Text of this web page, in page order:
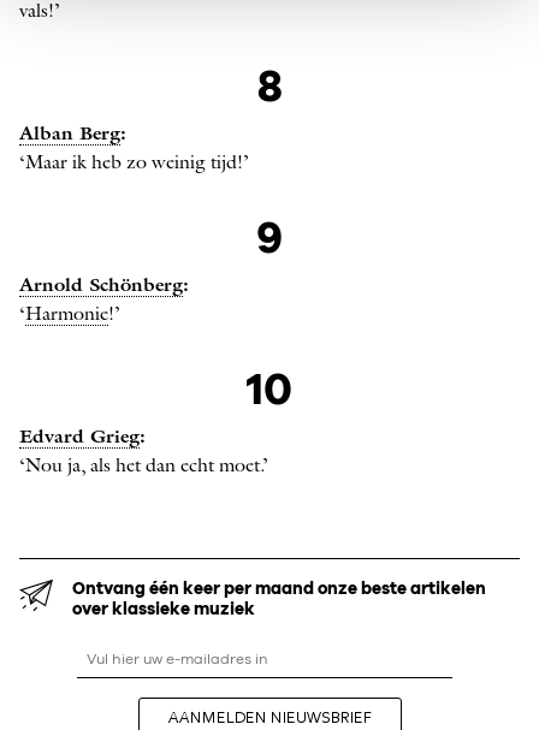
vals!’
8
Alban Berg:
‘Maar ik heb zo weinig tijd!’
9
Arnold Schönberg:
‘Harmonie!’
10
Edvard Grieg:
‘Nou ja, als het dan echt moet.’
Ontvang één keer per maand onze beste artikelen
over klassieke muziek
AANMELDEN NIEUWSBRIEF